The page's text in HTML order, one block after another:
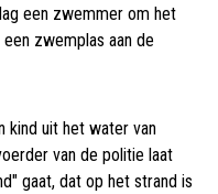
een zwemmer om het
zwemplas aan de
kind uit het water van
van de politie laat
gaat, dat op het strand is